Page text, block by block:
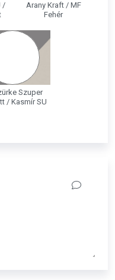
/
Arany Kraft / MF
Fehér
Szuper
/ Kasmír SU